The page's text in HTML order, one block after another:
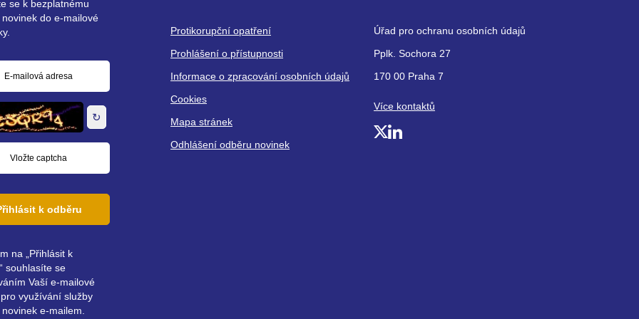
se k bezplatnému
do e-mailové
↻
k odběru
na „Přihlásit k
souhlasíte se
Vaší e-mailové
využívání služby
e-mailem.
Protikorupční opatření
Prohlášení o přístupnosti
Informace o zpracování osobních údajů
Cookies
Mapa stránek
Odhlášení odběru novinek
Úřad pro ochranu osobních údajů
Pplk. Sochora 27
170 00 Praha 7
Více kontaktů